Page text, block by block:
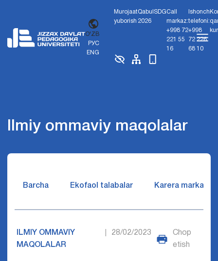
O'ZB
РУС
ENG
Murojaat
yuborish
Qabul
2026
SDGCall
markaz:
+998 72
221 55
16
Ishonch
telefoni:
+998
72 226
68 10
Ilmiy ommaviy maqolalar
Barcha Ekofaol talabalar Karera markazi
ILMIY OMMAVIY
MAQOLALAR
28/02/2023
Chop
etish